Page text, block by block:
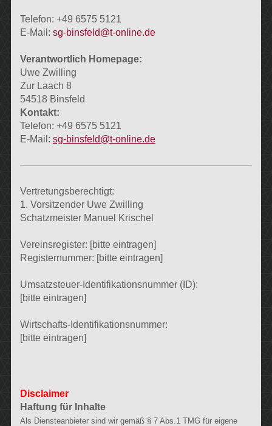
Telefon: +49 6575 5121
E-Mail: sg-binsfeld@t-online.de
Verantwortlich Homepage:
Uwe Zwilling
Zur Laach 8
54518 Binsfeld
Kontakt:
Telefon: +49 6575 5121
E-Mail: sg-binsfeld@t-online.de
Vertretungsberechtigt:
1. Vorsitzender Uwe Zwilling
Schatzmeister Manuel Krischel
Vereinsregister: [bitte eintragen]
Registernummer: [bitte eintragen]
Umsatzsteuer-Identifikationsnummer (ID):
[bitte eintragen]
Wirtschafts-Identifikationsnummer:
[bitte eintragen]
Disclaimer
Haftung für Inhalte
Als Diensteanbieter sind wir gemäß § 7 Abs.1 TMG für eigene